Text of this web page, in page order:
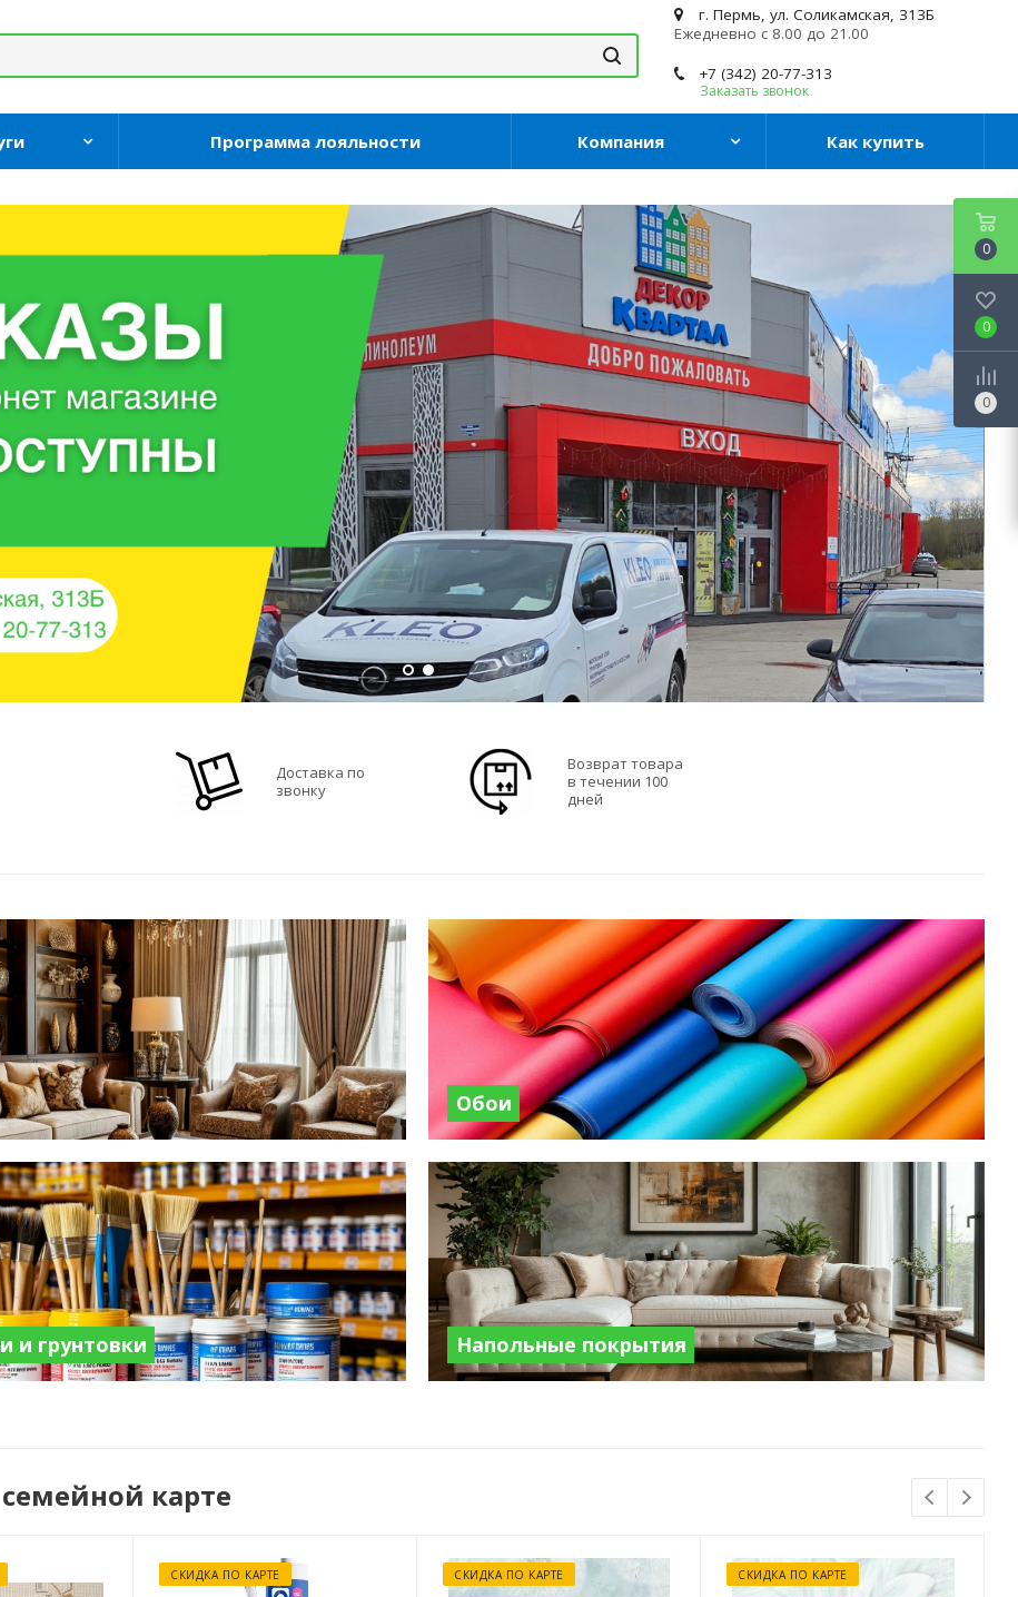
г. Пермь, ул. Соликамская, 313Б
Ежедневно с 8.00 до 21.00
+7 (342) 20-77-313
Заказать звонок
Программа лояльности Компания Как купить
Доставка по
звонку
Возврат товара
в течении 100
дней
Обои
и грунтовки Напольные покрытия
карте
СКИДКА ПО КАРТЕ СКИДКА ПО КАРТЕ СКИДКА ПО КАРТЕ
0
0
0